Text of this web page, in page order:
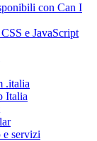
con Can I
e JavaScript
.italia
Italia
servizi